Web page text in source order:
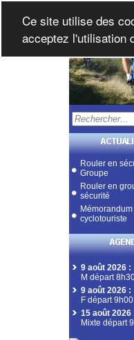
Rouler en
Groupe
Rouler en
sécurité
cyclotouriste
9 août 2026 :
M départ
9 août 2026 :
F départ 9h00
15 août 2026
Mixte départ
Ce site utilise des
acceptez l'utilisation